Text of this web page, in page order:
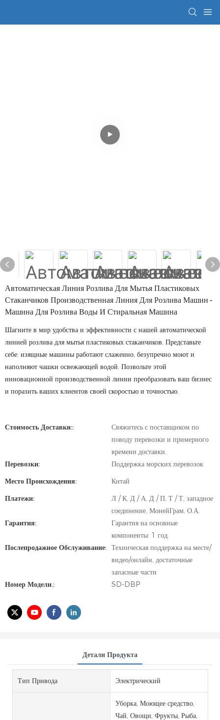
Автоматическая Линия Розлива Для Мытья Пластиковых
Стаканчиков Производственная Линия Для Розлива Машин -
Машина Для Розлива Воды И Стиральная Машина
Шагните в мир удобства и эффективности с нашей автоматической
линией розлива для мытья пластиковых стаканчиков. Представьте
себе: изящные машины работают слаженно, безупречно моют и
наполняют чашки освежающей водой. Позвольте этой
инновационной производственной линии преобразовать ваш бизнес
и поразить ваших клиентов своей скоростью и точностью.
Стоимость Доставки::
Свяжитесь с поставщиком по
поводу перевозки и примерного
времени доставки.
Перевозки:
Поддержка морских перевозок
Место Происхождения:
Китай
Платежи:
Л / К, Д / А, Д / П, Т / Т, западное
соединение, МонейГрам, О.А.
Гарантия:
Гарантия на основные
компоненты: 1 год.
Послепродажное Обслуживание: Техническая поддержка на месте/
видео/онлайн, достаточные
запасные части
Номер Модели.:
SD-DBP
Детали Продукта
Тип Привода Электрический
Уборка, Моющее средство,
Чай, Овощи, Фрукты, Рыба,